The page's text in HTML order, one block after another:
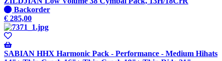
wanneer
beschikbaar
Niet
op
voorraad
-
Wordt
verzonden
Backorder
€ 285,00
SABIAN HHX Harmonic Pack - Performance - Medium Hihats